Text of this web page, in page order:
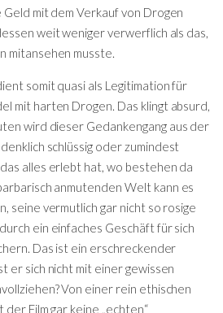
mit dem Verkauf von Drogen
weit weniger verwerflich als das,
mitansehen musste.
somit quasi als Legitimation für
mit harten Drogen. Das klingt absurd,
wird dieser Gedankengang aus der
schlüssig oder zumindest
alles erlebt hat, wo bestehen da
anmutenden Welt kann es
seine vermutlich gar nicht so rosige
ein einfaches Geschäft für sich
Das ist ein erschreckender
er sich nicht mit einer gewissen
Von einer rein ethischen
Film gar keine „echten“